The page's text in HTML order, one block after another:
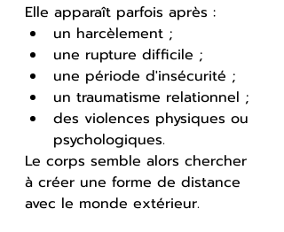
Elle apparaît parfois après :
un harcèlement ;
une rupture difficile ;
une période d'insécurité ;
un traumatisme relationnel ;
des violences physiques ou
psychologiques.
Le corps semble alors chercher
à créer une forme de distance
avec le monde extérieur.